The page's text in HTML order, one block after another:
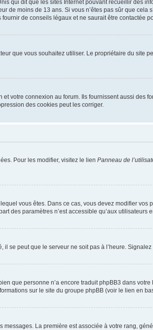
qui dit que les sites Internet pouvant recueillir des
de moins de 13 ans. Si vous n’êtes pas sûr que
de conseils légaux et ne saurait être contactée
que vous souhaitez utiliser. Le propriétaire du
votre connexion au forum. Ils fournissent aussi des
des cookies peut les corriger.
Pour les modifier, visitez le lien Panneau de
vous êtes. Dans ce cas, vous devez modifier
des paramètres n’est accessible qu’aux utilisateurs
se peut que le serveur ne soit pas à l’heure.
que personne n’a encore traduit phpBB3 dans
sur le site du groupe phpBB (voir le lien en
messages. La première est associée à votre rang,